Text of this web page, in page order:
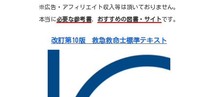
※広告・アフィリエイト収入等は頂いておりません。
本当に必要な参考書， おすすめの図書・サイトです。
改訂第10版 救急救命士標準テキスト